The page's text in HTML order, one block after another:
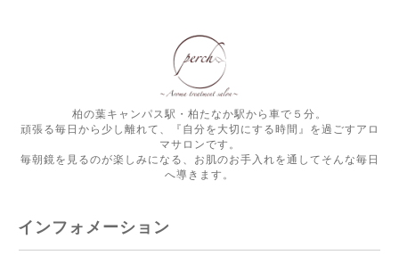
柏の葉キャンパス駅・柏たなか駅から車で５分。
頑張る毎日から少し離れて、『自分を大切にする時間』を過ごすアロ
マサロンです。
毎朝鏡を見るのが楽しみになる、お肌のお手入れを通してそんな毎日
へ導きます。
インフォメーション